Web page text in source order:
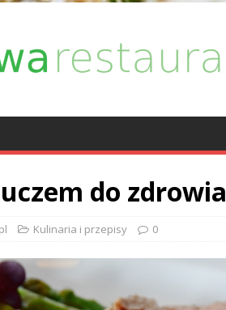
do zdrowia
Kulinaria i przepisy 0